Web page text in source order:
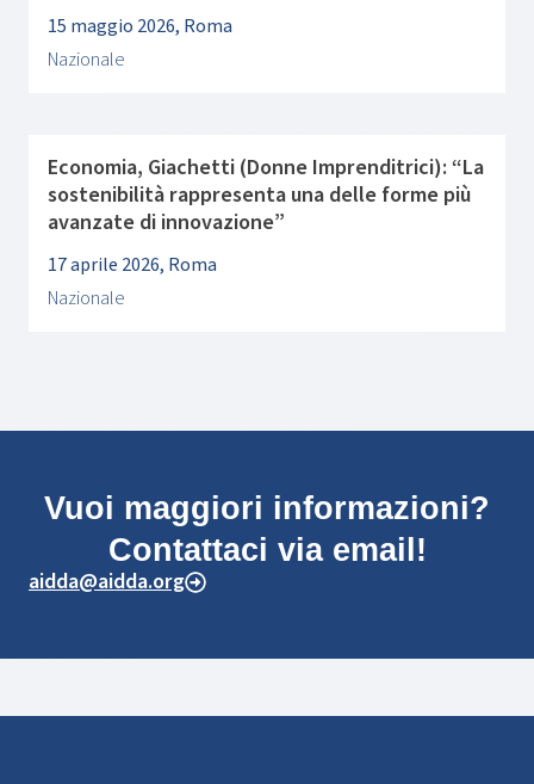
15 maggio 2026, Roma
Nazionale
Economia, Giachetti (Donne Imprenditrici): “La
sostenibilità rappresenta una delle forme più
avanzate di innovazione”
17 aprile 2026, Roma
Nazionale
Vuoi maggiori informazioni?
Contattaci via email!
aidda@aidda.org